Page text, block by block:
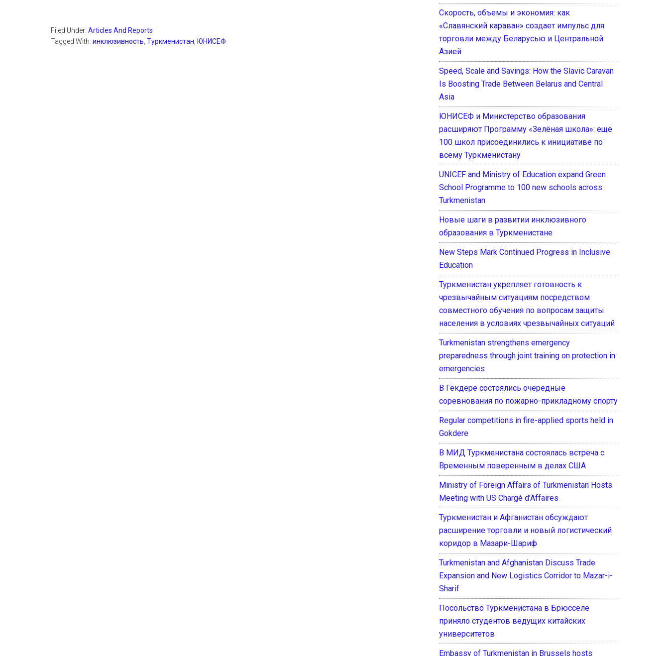
Filed Under: Articles And Reports
Tagged With: инклюзивность Туркменистан ЮНИСЕФ
Скорость, объемы и экономия: как
«Славянский караван» создает импульс для
торговли между Беларусью и Центральной
Азией
Speed, Scale and Savings: How the Slavic Caravan
Is Boosting Trade Between Belarus and Central
Asia
ЮНИСЕФ и Министерство образования
расширяют Программу «Зелёная школа»: ещё
100 школ присоединились к инициативе по
всему Туркменистану
UNICEF and Ministry of Education expand Green
School Programme to 100 new schools across
Turkmenistan
Новые шаги в развитии инклюзивного
образования в Туркменистане
New Steps Mark Continued Progress in Inclusive
Education
Туркменистан укрепляет готовность к
чрезвычайным ситуациям посредством
совместного обучения по вопросам защиты
населения в условиях чрезвычайных ситуаций
Turkmenistan strengthens emergency
preparedness through joint training on protection in
emergencies
В Гёкдере состоялись очередные
соревнования по пожарно-прикладному спорту
Regular competitions in fire-applied sports held in
Gokdere
В МИД Туркменистана состоялась встреча с
Временным поверенным в делах США
Ministry of Foreign Affairs of Turkmenistan Hosts
Meeting with US Chargé d’Affaires
Туркменистан и Афганистан обсуждают
расширение торговли и новый логистический
коридор в Мазари-Шариф
Turkmenistan and Afghanistan Discuss Trade
Expansion and New Logistics Corridor to Mazar-i-
Sharif
Посольство Туркменистана в Брюсселе
приняло студентов ведущих китайских
университетов
Embassy of Turkmenistan in Brussels hosts